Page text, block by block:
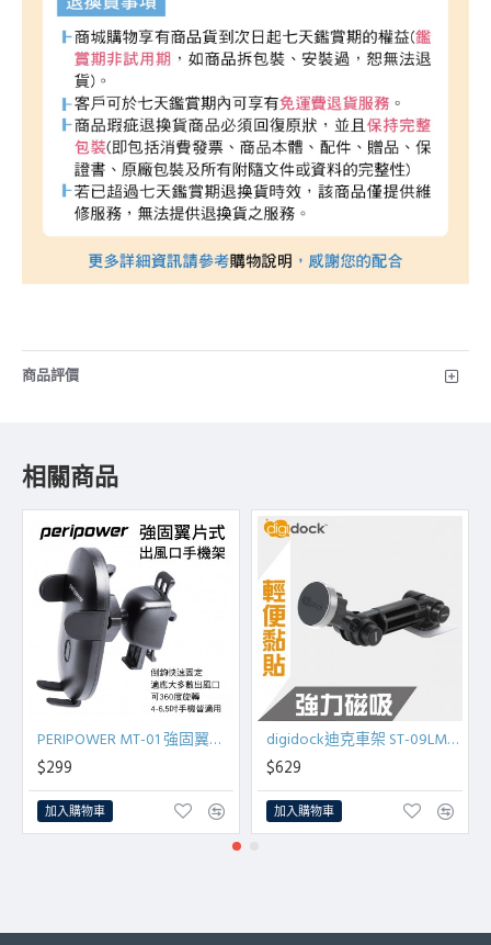
商品評價
相關商品
PERIPOWER MT-01 強固翼片式出風口手機架
$299
加入購物車
digidock迪克車架 ST-09LMG 長臂強力磁吸手機架-黏貼
$629
加入購物車